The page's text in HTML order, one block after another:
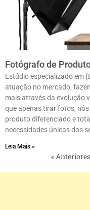
Fotógrafo de
Estúdio especializado em
atuação no mercado,
mais através da evolução
que apenas tirar fotos,
produto diferenciado e
necessidades únicas dos
Leia Mais »
« Anteriores